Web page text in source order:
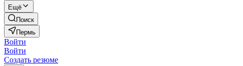
Ещё
Поиск
Пермь
Войти
Войти
Создать резюме